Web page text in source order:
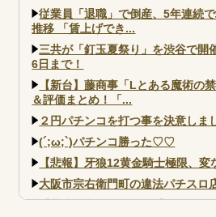
従業員「退職」で倒産、5年連続
推移 「賃上げでき...
三共が「釘玉夏祭り」を渋谷で開
6日まで！
【新台】藤商事「Lとある魔術の
＆評価まとめ！「...
２円パチンコを打つ事を決意しま
(´;ω;`)パチンコ勝った♡♡
【悲報】牙狼12黄金騎士極限、変
大阪市宗右衛門町の違法パチスロ